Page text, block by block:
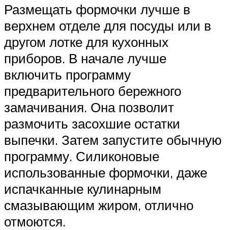
Размещать формочки лучше в
верхнем отделе для посуды или в
другом лотке для кухонных
приборов. В начале лучше
включить программу
предварительного бережного
замачивания. Она позволит
размочить засохшие остатки
выпечки. Затем запустите обычную
программу. Силиконовые
использованные формочки, даже
испачканные кулинарным
смазывающим жиром, отлично
отмоются.